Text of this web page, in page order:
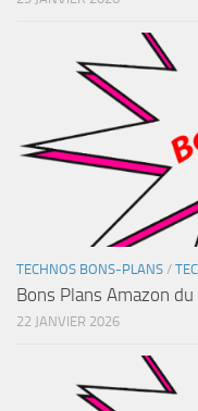
TECHNOS BONS-PLANS /
Bons Plans Amazon
22 JANVIER 2026